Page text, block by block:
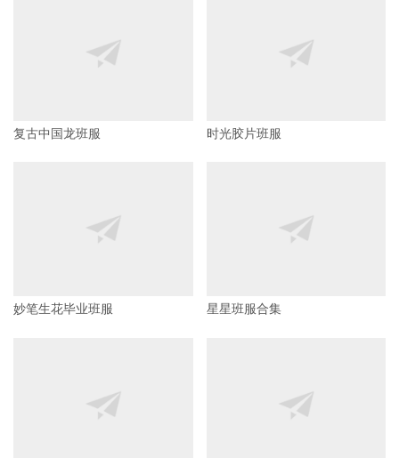
复古中国龙班服 时光胶片班服
妙笔生花毕业班服 星星班服合集